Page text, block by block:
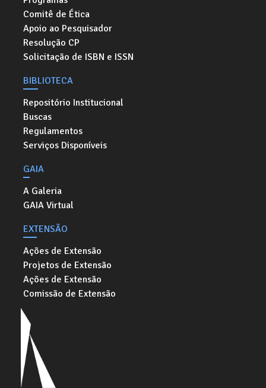
Comitê de Ética
Apoio ao Pesquisador
Resolução CP
Solicitação de ISBN e ISSN
BIBLIOTECA
Repositório Institucional
Buscas
Regulamentos
Serviços Disponíveis
GAIA
A Galeria
GAIA Virtual
EXTENSÃO
Ações de Extensão
Projetos de Extensão
Ações de Extensão
Comissão de Extensão